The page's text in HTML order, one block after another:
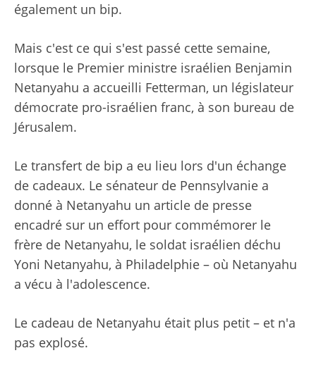
également un bip.
Mais c'est ce qui s'est passé cette semaine,
lorsque le Premier ministre israélien Benjamin
Netanyahu a accueilli Fetterman, un législateur
démocrate pro-israélien franc, à son bureau de
Jérusalem.
Le transfert de bip a eu lieu lors d'un échange
de cadeaux. Le sénateur de Pennsylvanie a
donné à Netanyahu un article de presse
encadré sur un effort pour commémorer le
frère de Netanyahu, le soldat israélien déchu
Yoni Netanyahu, à Philadelphie – où Netanyahu
a vécu à l'adolescence.
Le cadeau de Netanyahu était plus petit – et n'a
pas explosé.